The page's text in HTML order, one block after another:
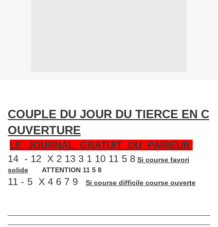
COUPLE DU JOUR DU TIERCE EN C
OUVERTURE
LE JOURNAL GRATUIT DU PARIEUR
14 - 12 X 2 13 3 1 10 11 5 8 Si course favori
solide ATTENTION 11 5 8
11 - 5 X 4 6 7 9 Si course difficile course ouverte